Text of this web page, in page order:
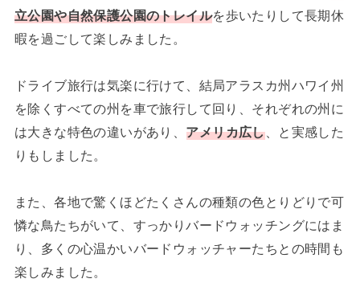
立公園や自然保護公園のトレイルを歩いたりして長期休
暇を過ごして楽しみました。
ドライブ旅行は気楽に行けて、結局アラスカ州ハワイ州
を除くすべての州を車で旅行して回り、それぞれの州に
は大きな特色の違いがあり、 アメリカ広し、と実感した
りもしました。
また、各地で驚くほどたくさんの種類の色とりどりで可
憐な鳥たちがいて、すっかりバードウォッチングにはま
り、多くの心温かいバードウォッチャーたちとの時間も
楽しみました。